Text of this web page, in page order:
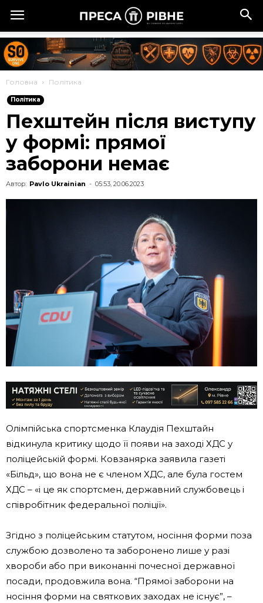
Головна Політика
Політика
Пехштейн після виступу
у формі: прямої
заборони немає
Автор: Pavlo Ukrainian - 05:53, 20.06.2023
Олімпійська спортсменка Клаудія Пехштайн
відкинула критику щодо її появи на заході ХДС у
поліцейській формі. Ковзанярка заявила газеті
«Більд», що вона не є членом ХДС, але була гостем
ХДС – «і це як спортсмен, державний службовець і
співробітник федеральної поліції».
Згідно з поліцейським статутом, носіння форми поза
службою дозволено та заборонено лише у разі
хвороби або при виконанні почесної державної
посади, продовжила вона. “Прямої заборони на
носіння форми на святкових заходах не існує”, –